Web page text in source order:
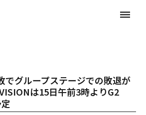
dehaze
でグループステージでの敗退が
は15日午前3時よりG2